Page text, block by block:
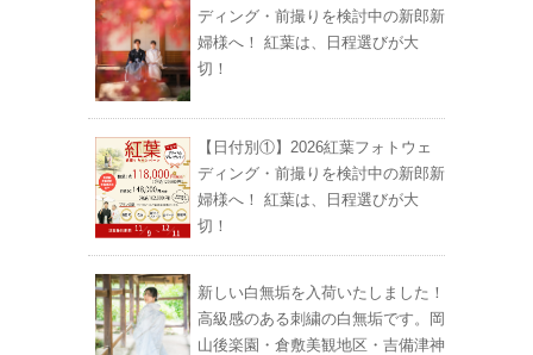
ディング・前撮りを検討中の新郎新
婦様へ！ 紅葉は、日程選びが大
切！
【日付別①】2026紅葉フォトウェ
ディング・前撮りを検討中の新郎新
婦様へ！ 紅葉は、日程選びが大
切！
新しい白無垢を入荷いたしました！
高級感のある刺繍の白無垢です。岡
山後楽園・倉敷美観地区・吉備津神